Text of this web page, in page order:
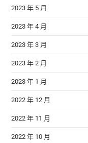
2023 年 5 月
2023 年 4 月
2023 年 3 月
2023 年 2 月
2023 年 1 月
2022 年 12 月
2022 年 11 月
2022 年 10 月